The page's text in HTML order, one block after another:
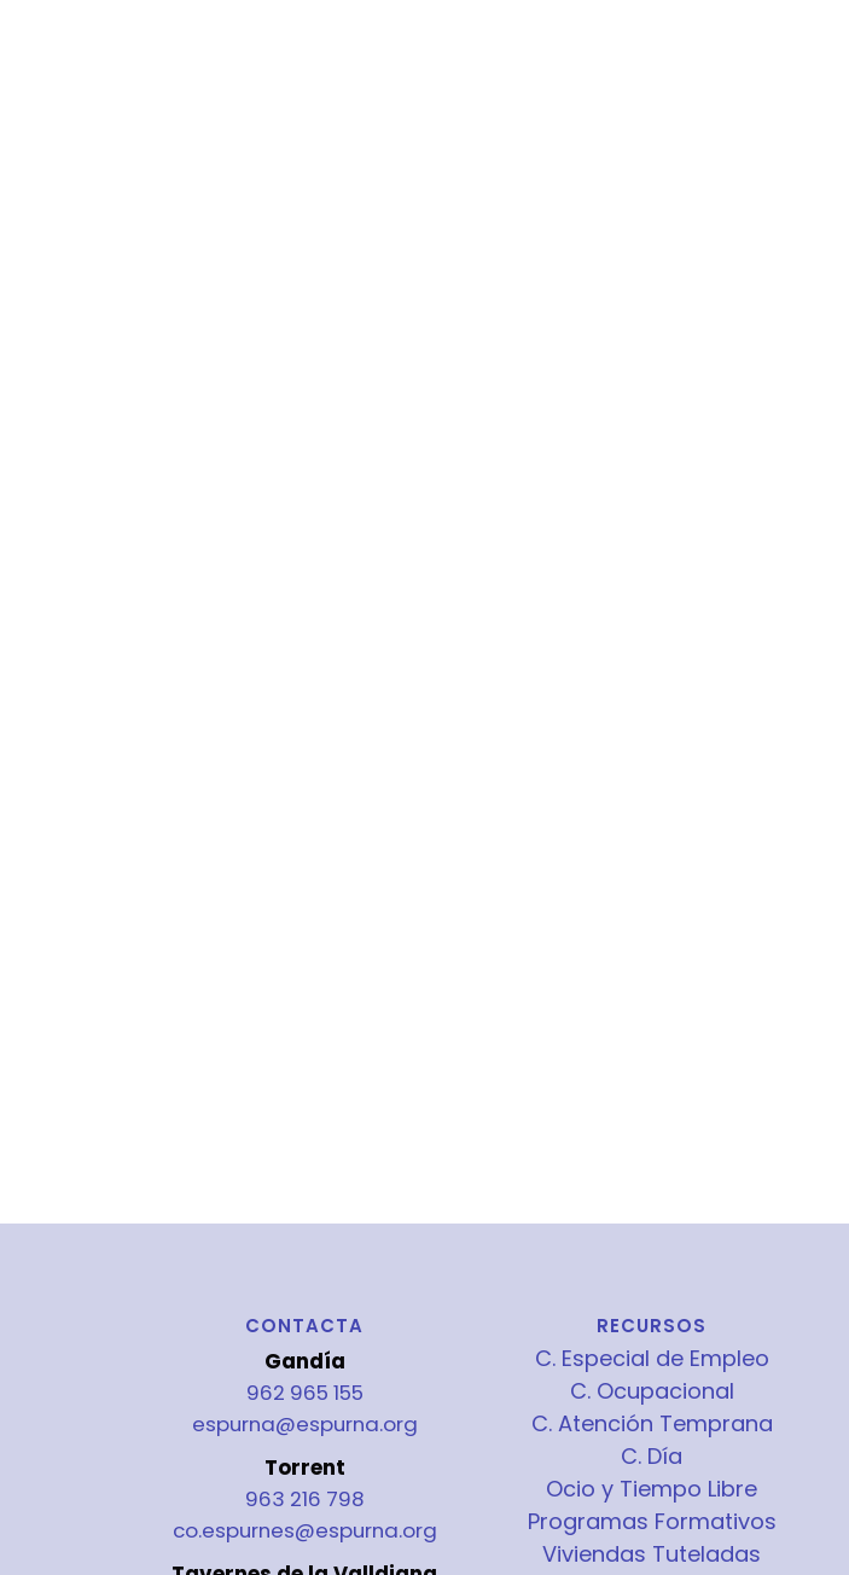
CONTACTA
Gandía
962 965 155
espurna@espurna.org
Torrent
963 216 798
co.espurnes@espurna.org
RECURSOS
C. Especial de Empleo
C. Ocupacional
C. Atención Temprana
C. Día
Ocio y Tiempo Libre
Programas Formativos
Viviendas Tuteladas